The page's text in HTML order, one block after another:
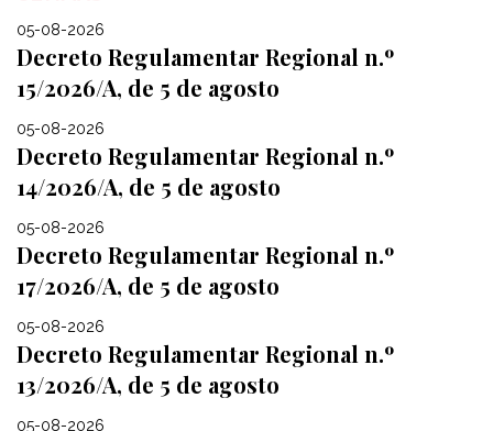
05-08-2026
Decreto Regulamentar Regional n.º
15/2026/A, de 5 de agosto
05-08-2026
Decreto Regulamentar Regional n.º
14/2026/A, de 5 de agosto
05-08-2026
Decreto Regulamentar Regional n.º
17/2026/A, de 5 de agosto
05-08-2026
Decreto Regulamentar Regional n.º
13/2026/A, de 5 de agosto
05-08-2026